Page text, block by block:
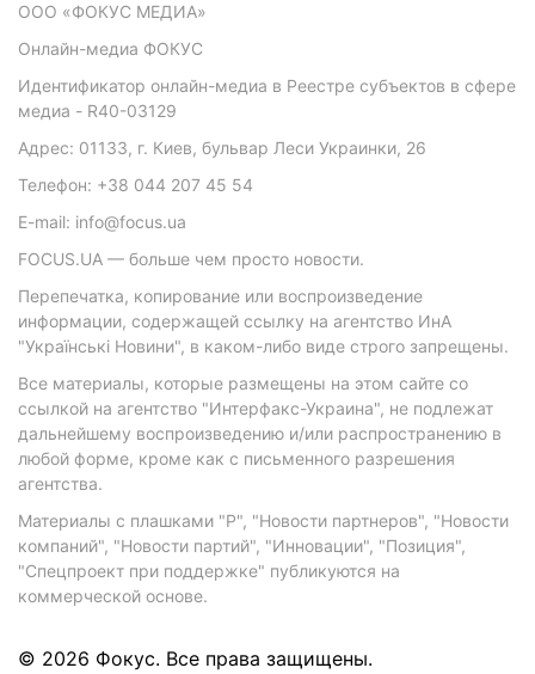
ООО «ФОКУС МЕДИА»
Онлайн-медиа ФОКУС
Идентификатор онлайн-медиа в Реестре субъектов в сфере
медиа - R40-03129
Адрес: 01133, г. Киев, бульвар Леси Украинки, 26
Телефон: +38 044 207 45 54
E-mail: info@focus.ua
FOCUS.UA — больше чем просто новости.
Перепечатка, копирование или воспроизведение
информации, содержащей ссылку на агентство ИнА
"Українські Новини", в каком-либо виде строго запрещены.
Все материалы, которые размещены на этом сайте со
ссылкой на агентство "Интерфакс-Украина", не подлежат
дальнейшему воспроизведению и/или распространению в
любой форме, кроме как с письменного разрешения
агентства.
Материалы с плашками "Р", "Новости партнеров", "Новости
компаний", "Новости партий", "Инновации", "Позиция",
"Спецпроект при поддержке" публикуются на
коммерческой основе.
© 2026 Фокус. Все права защищены.